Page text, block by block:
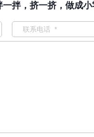
拌，挤一挤，做成